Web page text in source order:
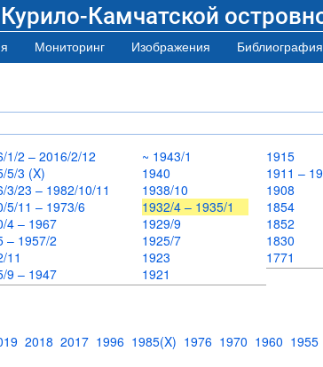
Камчатской
Мониторинг Изображения Библиография
1/2 – 2016/2/12
5/3 (X)
3/23 – 1982/10/11
5/11 – 1973/6
4 – 1967
– 1957/2
11
9 – 1947
~ 1943/1
1940
1938/10
1932/4 – 1935/1
1929/9
1925/7
1923
1921
1915
1911 –
1908
1854
1852
1830
1771
2018 2017 1996 1985(X) 1976 1970 1960 1955